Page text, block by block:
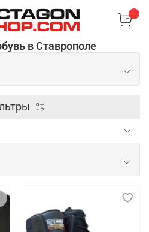
в Ставрополе
для начинающих и
спортсменов
важна для